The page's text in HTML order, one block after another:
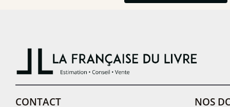
CONTACT NOS